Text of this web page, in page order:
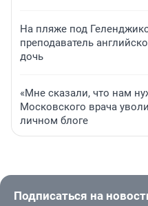
На пляже под
преподаватель
дочь
«Мне сказали, что нам
Московского врача
личном блоге
Подписаться на